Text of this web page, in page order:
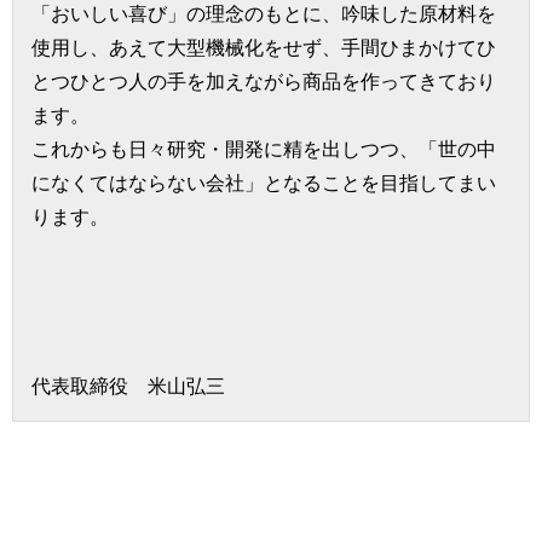
「おいしい喜び」の理念のもとに、吟味した原材料を
使用し、あえて大型機械化をせず、手間ひまかけてひ
とつひとつ人の手を加えながら商品を作ってきており
ます。
これからも日々研究・開発に精を出しつつ、「世の中
になくてはならない会社」となることを目指してまい
ります。
代表取締役 米山弘三